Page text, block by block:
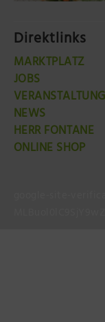
Direktlinks
MARKTPLATZ
JOBS
NEWS
HERR FONTANE
ONLINE SHOP